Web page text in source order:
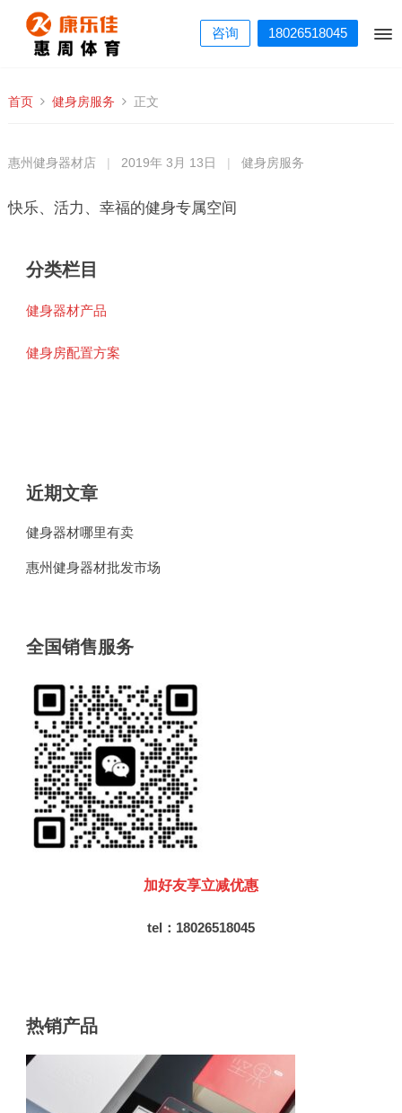
咨询 18026518045
首页 健身房服务 正文
惠州健身器材店 2019年 3月 13日 健身房服务
快乐、活力、幸福的健身专属空间
分类栏目
健身器材产品
健身房配置方案
近期文章
健身器材哪里有卖
惠州健身器材批发市场
全国销售服务
加好友享立减优惠
tel：18026518045
热销产品